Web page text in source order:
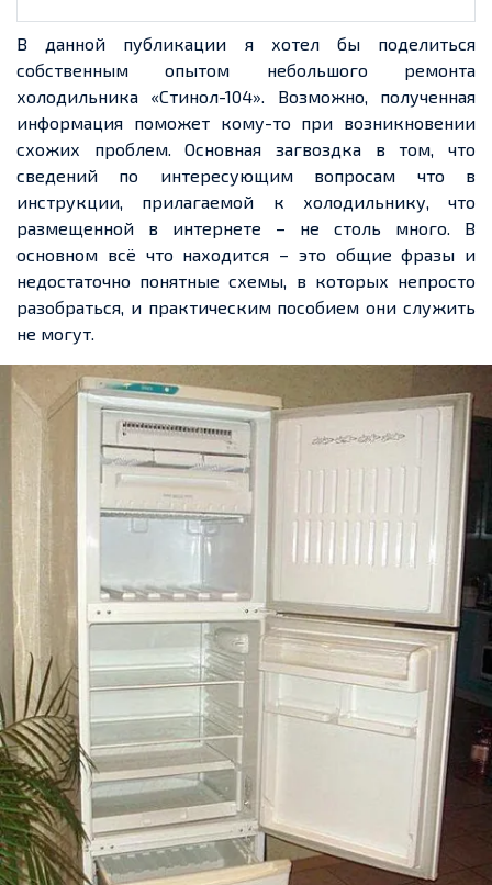
В данной публикации я хотел бы поделиться
собственным опытом небольшого ремонта
холодильника «Стинол-104». Возможно, полученная
информация поможет кому-то при возникновении
схожих проблем. Основная загвоздка в том, что
сведений по интересующим вопросам что в
инструкции, прилагаемой к холодильнику, что
размещенной в интернете – не столь много. В
основном всё что находится – это общие фразы и
недостаточно понятные схемы, в которых непросто
разобраться, и практическим пособием они служить
не могут.